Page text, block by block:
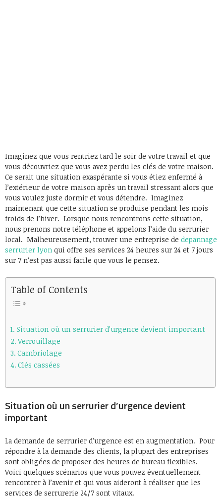
Imaginez que vous rentriez tard le soir de votre travail et que
vous découvriez que vous avez perdu les clés de votre maison.
Ce serait une situation exaspérante si vous étiez enfermé à
l’extérieur de votre maison après un travail stressant alors que
vous voulez juste dormir et vous détendre. Imaginez
maintenant que cette situation se produise pendant les mois
froids de l’hiver. Lorsque nous rencontrons cette situation,
nous prenons notre téléphone et appelons l’aide du serrurier
local. Malheureusement, trouver une entreprise de depannage
serrurier lyon qui offre ses services 24 heures sur 24 et 7 jours
sur 7 n’est pas aussi facile que vous le pensez.
Table of Contents
Situation où un serrurier d’urgence devient important
Verrouillage
Cambriolage
Clés cassées
Situation où un serrurier d’urgence devient
important
La demande de serrurier d’urgence est en augmentation. Pour
répondre à la demande des clients, la plupart des entreprises
sont obligées de proposer des heures de bureau flexibles.
Voici quelques scénarios que vous pouvez éventuellement
rencontrer à l’avenir et qui vous aideront à réaliser que les
services de serrurerie 24/7 sont vitaux.